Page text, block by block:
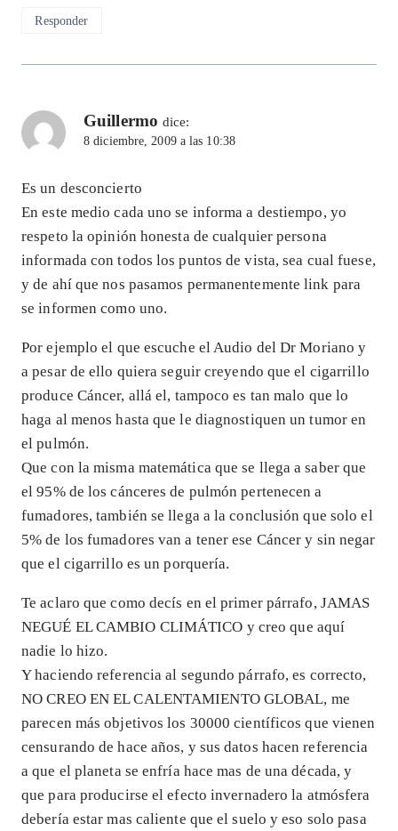
Responder
Guillermo dice:
8 diciembre, 2009 a las 10:38
Es un desconcierto
En este medio cada uno se informa a destiempo, yo
respeto la opinión honesta de cualquier persona
informada con todos los puntos de vista, sea cual fuese,
y de ahí que nos pasamos permanentemente link para
se informen como uno.
Por ejemplo el que escuche el Audio del Dr Moriano y
a pesar de ello quiera seguir creyendo que el cigarrillo
produce Cáncer, allá el, tampoco es tan malo que lo
haga al menos hasta que le diagnostiquen un tumor en
el pulmón.
Que con la misma matemática que se llega a saber que
el 95% de los cánceres de pulmón pertenecen a
fumadores, también se llega a la conclusión que solo el
5% de los fumadores van a tener ese Cáncer y sin negar
que el cigarrillo es un porquería.
Te aclaro que como decís en el primer párrafo, JAMAS
NEGUÉ EL CAMBIO CLIMÁTICO y creo que aquí
nadie lo hizo.
Y haciendo referencia al segundo párrafo, es correcto,
NO CREO EN EL CALENTAMIENTO GLOBAL, me
parecen más objetivos los 30000 científicos que vienen
censurando de hace años, y sus datos hacen referencia
a que el planeta se enfría hace mas de una década, y
que para producirse el efecto invernadero la atmósfera
debería estar mas caliente que el suelo y eso solo pasa